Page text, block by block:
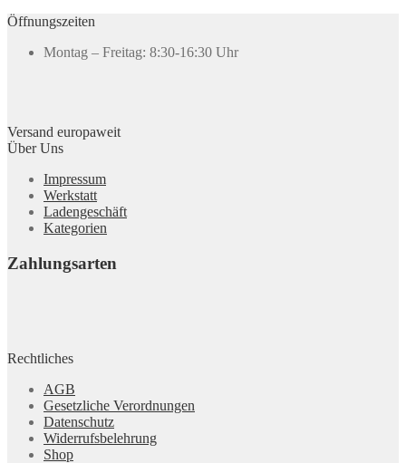
Öffnungszeiten
Montag – Freitag: 8:30-16:30 Uhr
Versand europaweit
Über Uns
Impressum
Werkstatt
Ladengeschäft
Kategorien
Zahlungsarten
Rechtliches
AGB
Gesetzliche Verordnungen
Datenschutz
Widerrufsbelehrung
Shop